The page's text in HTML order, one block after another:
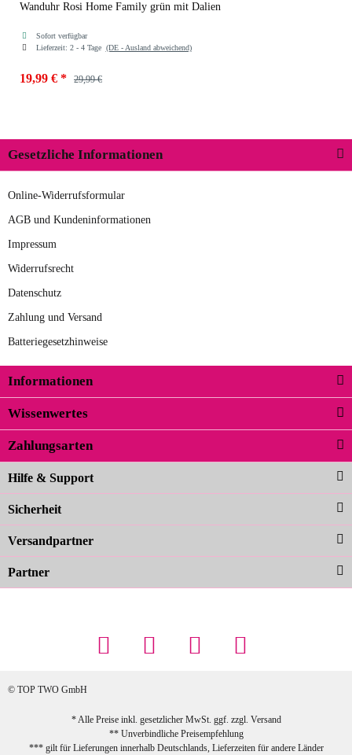
Wanduhr Rosi Home Family grün mit Dalien
Sofort verfügbar
Lieferzeit: 2 - 4 Tage (DE - Ausland abweichend)
19,99 € * 29,99 €
Gesetzliche Informationen
Online-Widerrufsformular
AGB und Kundeninformationen
Impressum
Widerrufsrecht
Datenschutz
Zahlung und Versand
Batteriegesetzhinweise
Informationen
Wissenwertes
Zahlungsarten
Hilfe & Support
Sicherheit
Versandpartner
Partner
© TOP TWO GmbH
* Alle Preise inkl. gesetzlicher MwSt. ggf. zzgl. Versand
** Unverbindliche Preisempfehlung
*** gilt für Lieferungen innerhalb Deutschlands, Lieferzeiten für andere Länder